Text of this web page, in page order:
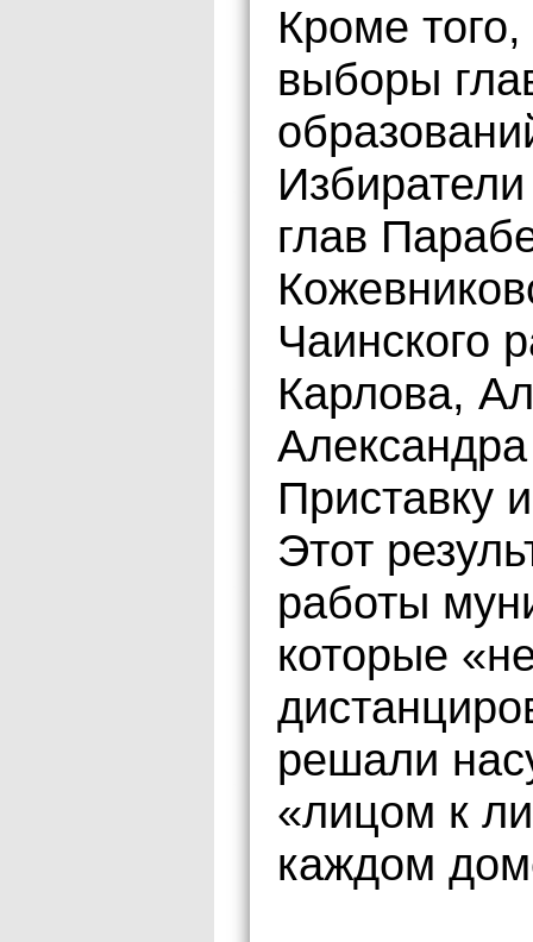
Кроме
выборы
глав
Чаинского
Карлова,
Приставку
Этот
работы
которые
решали
«лицом к
каждом